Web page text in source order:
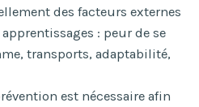
des facteurs externes
: peur de se
transports, adaptabilité,
est nécessaire afin